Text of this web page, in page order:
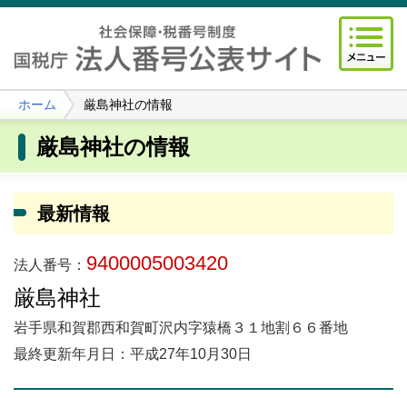
ホーム 厳島神社の情報
厳島神社の情報
最新情報
法人番号： 9400005003420
厳島神社
岩手県和賀郡西和賀町沢内字猿橋３１地割６６番地
最終更新年月日：平成27年10月30日